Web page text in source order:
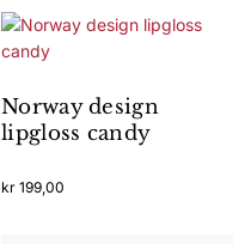
Norway design
lipgloss candy
kr 199,00